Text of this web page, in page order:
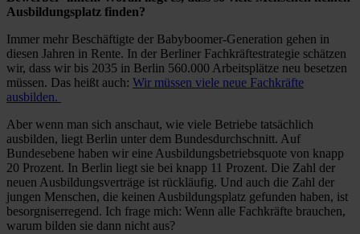
Ausbildungsplatz finden?
Immer mehr Beschäftigte der Babyboomer-Generation gehen in
diesen Jahren in Rente. In der Berliner Fachkräftestrategie schätzen
wir, dass wir bis 2035 in Berlin 560.000 Arbeitsplätze neu besetzen
müssen. Das heißt auch: Wir müssen viele neue Fachkräfte
ausbilden.
Aber wenn man sich anschaut, wie viele Betriebe tatsächlich
ausbilden, liegt Berlin unter dem Bundesdurchschnitt. Auf
Bundesebene haben wir eine Ausbildungsbetriebsquote von knapp
20 Prozent. In Berlin liegt sie bei knapp 11 Prozent. Die Zahl der
neuen Ausbildungsverträge ist rückläufig. Und auch die Zahl der
jungen Menschen, die keinen Ausbildungsplatz gefunden haben, ist
besorgniserregend. Ich frage mich: Wenn alle Fachkräfte brauchen,
warum bilden sie dann nicht aus?